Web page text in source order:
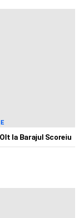
la Barajul Scoreiu